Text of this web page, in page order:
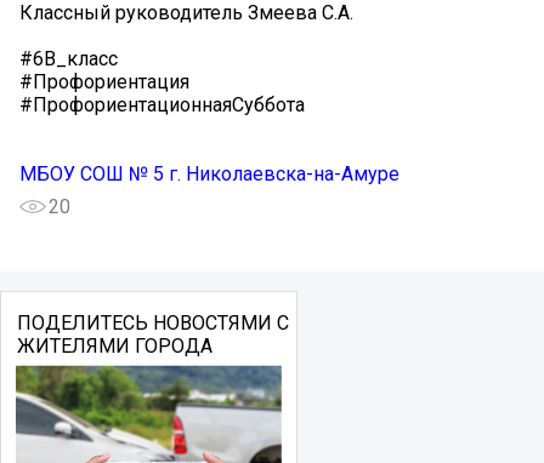
Классный руководитель Змеева С.А.
#6В_класс
#Профориентация
#ПрофориентационнаяСуббота
МБОУ СОШ № 5 г. Николаевска-на-Амуре
20
ПОДЕЛИТЕСЬ НОВОСТЯМИ С
ЖИТЕЛЯМИ ГОРОДА